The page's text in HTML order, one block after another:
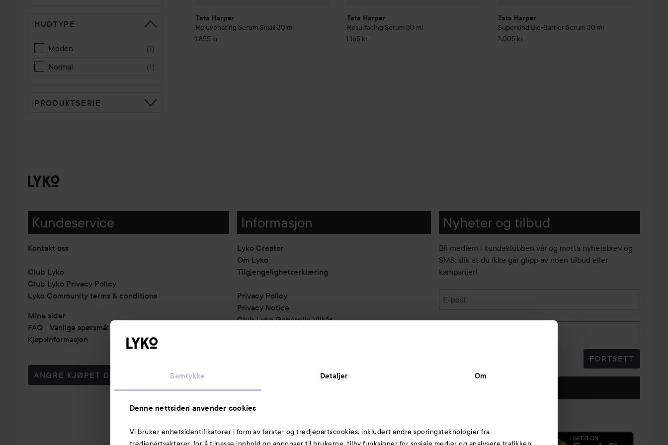
Samtykke Detaljer Om
Denne nettsiden anvender cookies
Vi bruker enhetsidentifikatorer i form av første- og tredjepartscookies, inkludert andre sporingsteknologier fra
HUDTYPE
Moden (1)
Normal
(1)
PRODUKTSERIE
Tata Harper
Rejuvenating Serum Small 30 ml
1.855 kr
Tata Harper
Resurfacing Serum 30 ml
1.165 kr
Tata Harper
Superkind Bio-Barrier Serum 30 ml
2.005 kr
Kundeservice
Kontakt oss
Club Lyko
Club Lyko Privacy Policy
Lyko Community terms & conditions
Mine sider
FAQ - Vanlige spørsmål & svar
Kjøpsinformasjon
ANGRE KJØPET DITT
Informasjon
Lyko Creator
Om Lyko
Tilgjengelighetserklæring
Privacy Policy
Privacy Notice
Club Lyko Generelle Vilkår
Rabattkoder
Michael Edwards Fragrances of the World
Nyheter og tilbud
Bli medlem i kundeklubben vår og motta nyhetsbrev og
SMS, slik at du ikke går glipp av noen tilbud eller
kampanjer!
E-post
FORTSETT